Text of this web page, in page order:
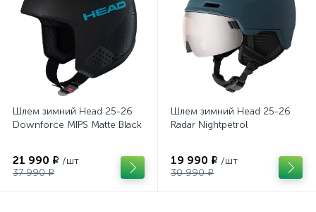
Шлем зимний Head 25-26
Downforce MIPS Matte Black
21 990 ₽ /шт
37 990 ₽
Шлем зимний Head 25-26
Radar Nightpetrol
19 990 ₽ /шт
30 990 ₽